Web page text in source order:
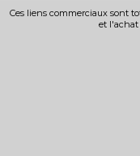
Ces liens commerciaux sont
et l'achat